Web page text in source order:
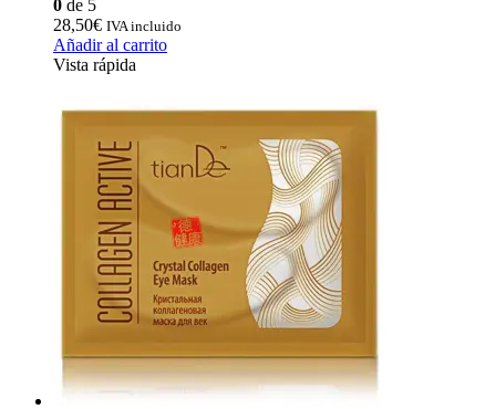
0 de 5
28,50€ IVA incluido
Añadir al carrito
Vista rápida